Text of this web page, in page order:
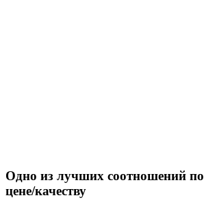
Одно из лучших соотношений по
цене/качеству